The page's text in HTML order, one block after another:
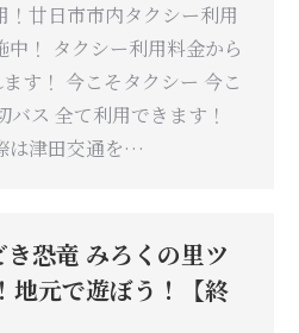
！廿日市市内タクシー利用
！ タクシー利用料金から
す！ 今こそタクシー 今こ
バス 全て利用できます！
は津田交通を…
き恐竜 みろくの里ツ
地元で遊ぼう！【終